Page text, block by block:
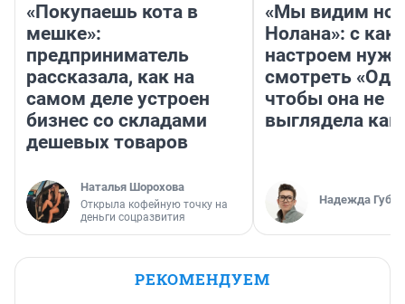
«Покупаешь кота в
мешке»:
предприниматель
рассказала, как на
самом деле устроен
бизнес со складами
дешевых товаров
Наталья Шорохова
Открыла кофейную точку на
деньги соцразвития
«Мы видим
Нолана»: с
настроем
смотреть
чтобы она не
выглядела как
Надежда
РЕКОМЕНДУЕМ